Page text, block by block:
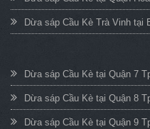
Dừa sáp Cầu Kè Trà Vinh tại
Dừa sáp Cầu Kè tại Quận 7
Dừa sáp Cầu Kè tại Quận 8
Dừa sáp Cầu Kè tại Quận 9